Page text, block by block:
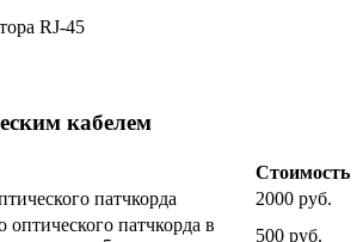
RJ-45
кабелем
Стоимость
патчкорда
2000 руб.
оптического патчкорда в
500 руб.